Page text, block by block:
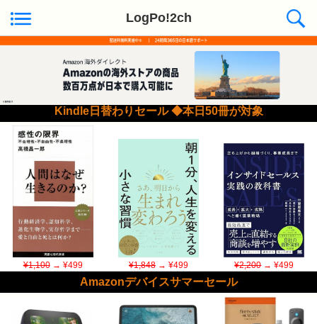
LogPo!2ch
Kindle日替わりセール ◆本日50冊が対象
¥1,100→ ¥499 ¥1,848→ ¥499 ¥2,200→ ¥499
Amazonデバイスサマーセール